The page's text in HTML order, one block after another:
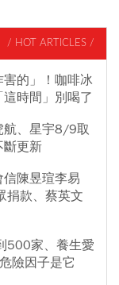
/ HOT ARTICLES /
的」！咖啡冰
時間」別喝了
航、星宇8/9取
斷更新
陳昱瑄李易
捐款、蔡英文
500家、養生愛
險因子是它